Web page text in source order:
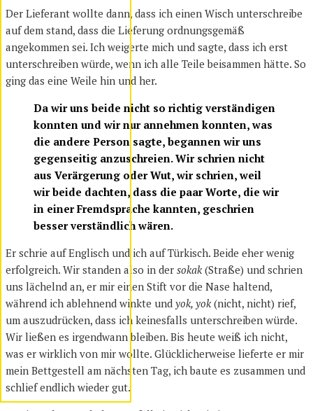
Der Lieferant wollte dann, dass ich einen Wisch unterschreibe
auf dem stand, dass die Lieferung ordnungsgemäß
angekommen sei. Ich weigerte mich und sagte, dass ich erst
unterschreiben würde, wenn ich alle Teile beisammen hätte. So
ging das eine Weile hin und her.
Da wir uns beide nicht so richtig verständigen
konnten und wir nur annehmen konnten, was
die andere Person sagte, begannen wir uns
gegenseitig anzuschreien. Wir schrien nicht
aus Verärgerung oder Wut, wir schrien, weil
wir beide dachten, dass die paar Worte, die wir
in einer Fremdsprache kannten, geschrien
besser verständlich wären.
Er schrie auf Englisch und ich auf Türkisch. Beide eher wenig
erfolgreich. Wir standen also in der sokak (Straße) und schrien
uns lächelnd an, er mir einen Stift vor die Nase haltend,
während ich ablehnend winkte und yok, yok (nicht, nicht) rief,
um auszudrücken, dass ich keinesfalls unterschreiben würde.
Wir ließen es irgendwann bleiben. Bis heute weiß ich nicht,
was er wirklich von mir wollte. Glücklicherweise lieferte er mir
mein Bettgestell am nächsten Tag, ich baute es zusammen und
schlief endlich wieder gut.